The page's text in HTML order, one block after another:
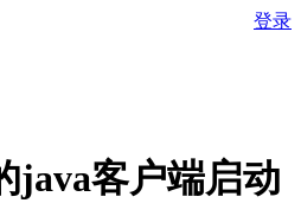
登录
java客户端启动